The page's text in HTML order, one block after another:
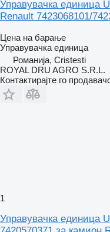
Управувачка единица
Renault 7423068101/
Цена на барање
Управувачка единица
Романија, Cristesti
ROYAL DRU AGRO S.R.L.
Контактирајте го
1
Управувачка единица